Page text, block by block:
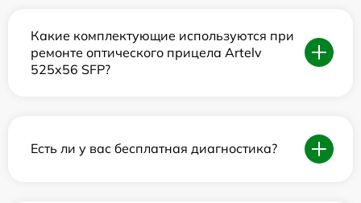
Какие комплектующие используются при
ремонте оптического прицела Artelv
525x56 SFP?
Есть ли у вас бесплатная диагностика?